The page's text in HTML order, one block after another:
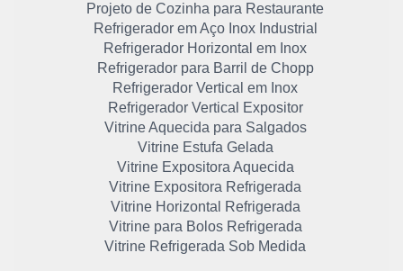
Projeto de Cozinha para Restaurante
Refrigerador em Aço Inox Industrial
Refrigerador Horizontal em Inox
Refrigerador para Barril de Chopp
Refrigerador Vertical em Inox
Refrigerador Vertical Expositor
Vitrine Aquecida para Salgados
Vitrine Estufa Gelada
Vitrine Expositora Aquecida
Vitrine Expositora Refrigerada
Vitrine Horizontal Refrigerada
Vitrine para Bolos Refrigerada
Vitrine Refrigerada Sob Medida